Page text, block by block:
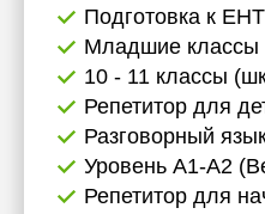
Подготовка к ЕНТ
Младшие классы
10 - 11 классы
Репетитор для
Разговорный
Уровень А1-А2
Репетитор для